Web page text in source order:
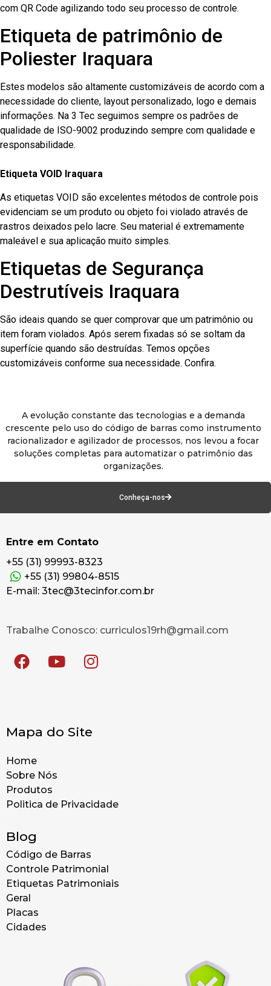
com QR Code agilizando todo seu processo de controle.
Etiqueta de patrimônio de
Poliester Iraquara
Estes modelos são altamente customizáveis de acordo com a
necessidade do cliente, layout personalizado, logo e demais
informações. Na 3 Tec seguimos sempre os padrões de
qualidade de ISO-9002 produzindo sempre com qualidade e
responsabilidade.
Etiqueta VOID Iraquara
As etiquetas VOID são excelentes métodos de controle pois
evidenciam se um produto ou objeto foi violado através de
rastros deixados pelo lacre. Seu material é extremamente
maleável e sua aplicação muito simples.
Etiquetas de Segurança
Destrutíveis Iraquara
São ideais quando se quer comprovar que um patrimônio ou
item foram violados. Após serem fixadas só se soltam da
superfície quando são destruídas. Temos opções
customizáveis conforme sua necessidade. Confira.
A evolução constante das tecnologias e a demanda
crescente pelo uso do código de barras como instrumento
racionalizador e agilizador de processos, nos levou a focar
soluções completas para automatizar o patrimônio das
organizações.
Conheça-nos
Entre em Contato
+55 (31) 99993-8323
+55 (31) 99804-8515
E-mail: 3tec@3tecinfor.com.br
Trabalhe Conosco: curriculos19rh@gmail.com
Mapa do Site
Home
Sobre Nós
Produtos
Politica de Privacidade
Blog
Código de Barras
Controle Patrimonial
Etiquetas Patrimoniais
Geral
Placas
Cidades